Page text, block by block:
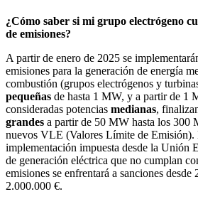
¿Cómo saber si mi grupo electrógeno
de emisiones?
A partir de enero de 2025 se
emisiones para la generación de energía
combustión (grupos electrógenos y
pequeñas de hasta 1 MW, y a partir de 1
consideradas potencias medianas,
grandes a partir de 50 MW hasta los 300
nuevos VLE (Valores Límite de Emisión).
implementación impuesta desde la Unión
de generación eléctrica que no cumplan
emisiones se enfrentará a sanciones desde
2.000.000 €.